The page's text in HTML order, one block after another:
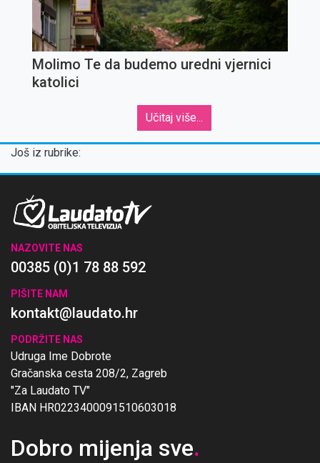
Molimo Te da budemo uredni vjernici
katolici
Učitaj više...
Još iz rubrike:
NAZOVITE NAS
00385 (0)1 78 88 592
PIŠITE NAM
kontakt@laudato.hr
PODRŽITE NAS
Udruga Ime Dobrote
Gračanska cesta 208/2, Zagreb
"Za Laudato TV"
IBAN HR0223400091510603018
Dobro mijenja sve.